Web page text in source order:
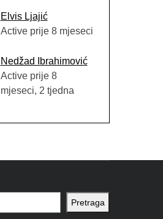
Elvis Ljajić
Active prije 8 mjeseci
Nedžad Ibrahimović
Active prije 8
mjeseci, 2 tjedna
Pretraga